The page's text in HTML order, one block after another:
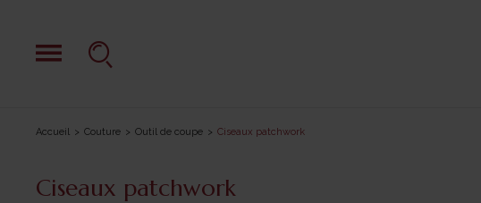
Accueil Couture Outil de coupe Ciseaux patchwork
Ciseaux patchwork